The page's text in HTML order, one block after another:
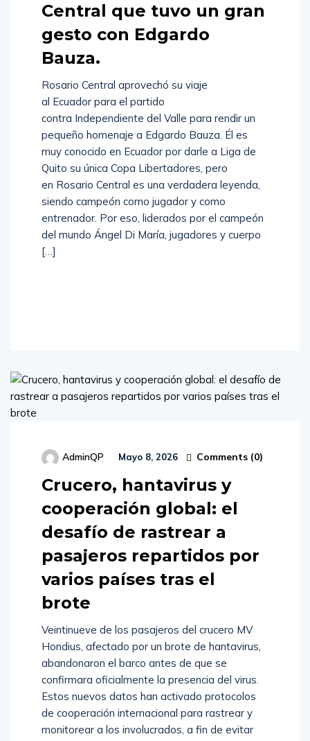
Central que tuvo un gran
gesto con Edgardo
Bauza.
Rosario Central aprovechó su viaje
al Ecuador para el partido
contra Independiente del Valle para rendir un
pequeño homenaje a Edgardo Bauza. Él es
muy conocido en Ecuador por darle a Liga de
Quito su única Copa Libertadores, pero
en Rosario Central es una verdadera leyenda,
siendo campeón como jugador y como
entrenador. Por eso, liderados por el campeón
del mundo Ángel Di María, jugadores y cuerpo
[…]
AdminQP Mayo 8, 2026 Comments (0)
Crucero, hantavirus y
cooperación global: el
desafío de rastrear a
pasajeros repartidos por
varios países tras el
brote
Veintinueve de los pasajeros del crucero MV
Hondius, afectado por un brote de hantavirus,
abandonaron el barco antes de que se
confirmara oficialmente la presencia del virus.
Estos nuevos datos han activado protocolos
de cooperación internacional para rastrear y
monitorear a los involucrados, a fin de evitar